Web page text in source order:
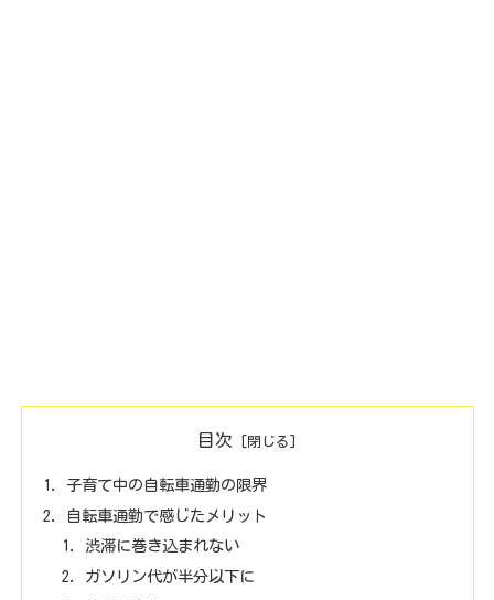
目次
子育て中の自転車通勤の限界
自転車通勤で感じたメリット
渋滞に巻き込まれない
ガソリン代が半分以下に